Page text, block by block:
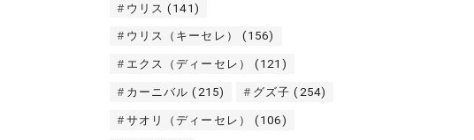
ウリス (141)
ウリス（キーセレ） (156)
エクス（ディーセレ） (121)
カーニバル (215) グズ子 (254)
サオリ（ディーセレ） (106)